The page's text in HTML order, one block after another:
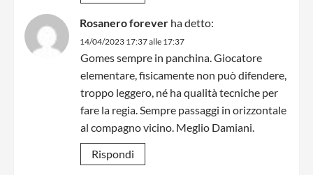
Rosanero forever ha detto:
14/04/2023 17:37 alle 17:37
Gomes sempre in panchina. Giocatore
elementare, fisicamente non può difendere,
troppo leggero, né ha qualità tecniche per
fare la regia. Sempre passaggi in orizzontale
al compagno vicino. Meglio Damiani.
Rispondi